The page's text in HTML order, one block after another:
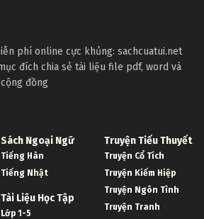
phí online cực khủng: sachcuatui.net
đích chia sẻ tài liệu file pdf, word và
đồng
Sách Ngoại Ngữ
Tiếng Hàn
Tiếng Nhật
Tài Liệu Học Tập
Lớp 1-5
Truyện Tiểu Thuyết
Truyện Cổ Tích
Truyện Kiếm Hiệp
Truyện Ngôn Tình
Truyện Tranh